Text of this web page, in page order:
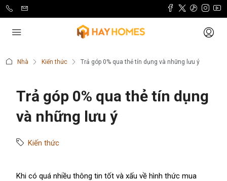
Nhà Kiến thức Trả góp 0% qua thẻ tín dụng và những lưu ý
Trả góp 0% qua thẻ tín dụng
và những lưu ý
Kiến thức
Khi có quá nhiều thông tin tốt và xấu về hình thức mua